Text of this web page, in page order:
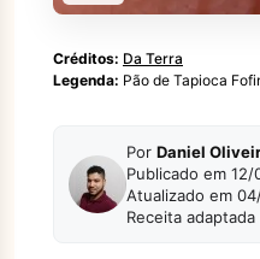
Créditos: Da Terra
Legenda: Pão de Tapioca
Por Daniel
Publicado em
Atualizado em
Receita